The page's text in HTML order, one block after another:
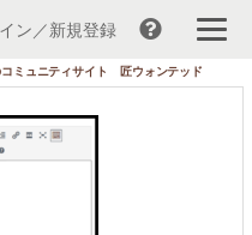
ン／新規登録
ミュニティサイト 匠ウォンテッド